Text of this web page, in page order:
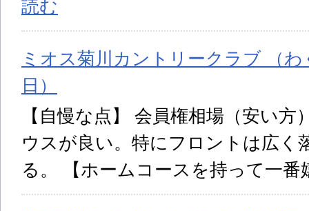
読む
ミオス菊川カントリークラブ （
日）
【自慢な点】 会員権相場（安い
ウスが良い。特にフロントは広く
る。 【ホームコースを持って一